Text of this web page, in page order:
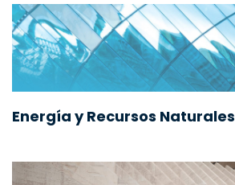
Energía y Recursos Naturales